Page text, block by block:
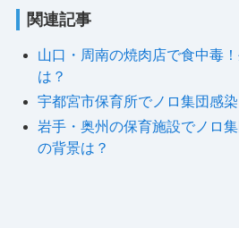
関連記事
山口・周南の焼肉店で食中毒
は？
宇都宮市保育所でノロ集団感
岩手・奥州の保育施設でノロ
の背景は？